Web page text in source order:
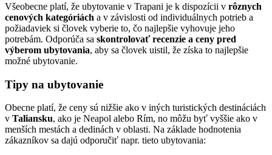
Všeobecne platí, že ubytovanie v Trapani je k dispozícii v rôznych
cenových kategóriách a v závislosti od individuálnych potrieb a
požiadaviek si človek vyberie to, čo najlepšie vyhovuje jeho
potrebám. Odporúča sa skontrolovať recenzie a ceny pred
výberom ubytovania, aby sa človek uistil, že získa to najlepšie
možné ubytovanie.
Tipy na ubytovanie
Obecne platí, že ceny sú nižšie ako v iných turistických destináciách
v Taliansku, ako je Neapol alebo Rím, no môžu byť vyššie ako v
menších mestách a dedinách v oblasti. Na základe hodnotenia
zákazníkov sa dajú odporučiť napr. tieto ubytovania: